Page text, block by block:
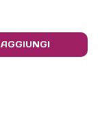
AGGIUNGI